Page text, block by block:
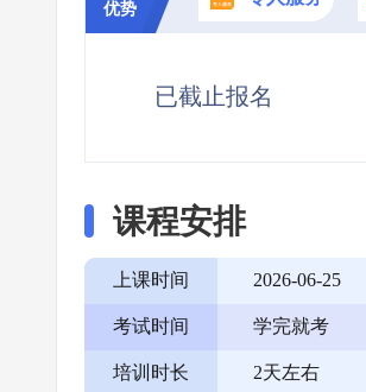
优势
已截止报名
课程安排
上课时间 2026-06-25
考试时间 学完就考
培训时长 2天左右